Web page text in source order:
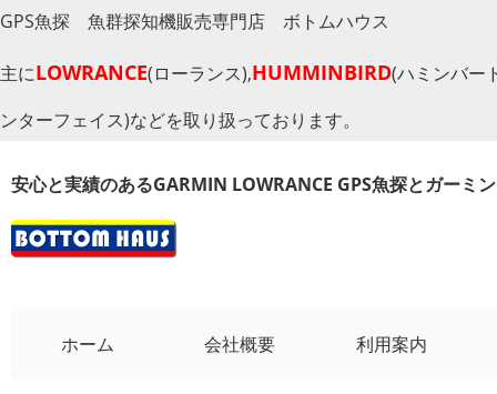
GPS魚探 魚群探知機販売専門店 ボトムハウス
主にLOWRANCE(ローランス),HUMMINBIRD(ハミンバー
ンターフェイス)などを取り扱っております。
安心と実績のあるGARMIN LOWRANCE GPS魚探とガーミ
ホーム 会社概要 利用案内